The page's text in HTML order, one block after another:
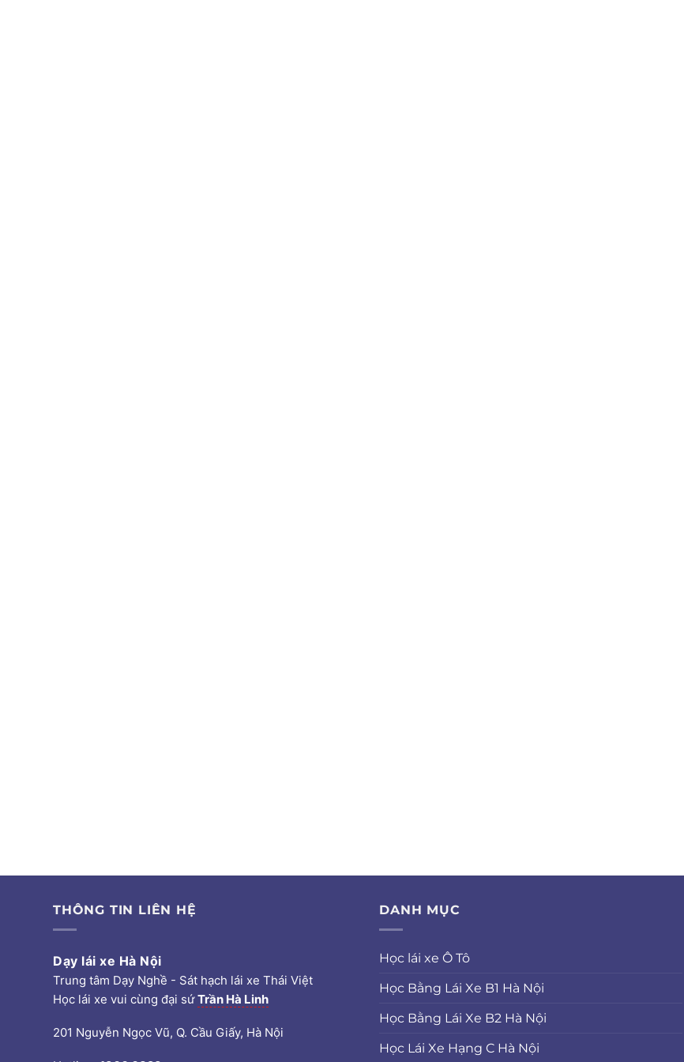
THÔNG TIN LIÊN HỆ
Dạy lái xe Hà Nội
Trung tâm Dạy Nghề - Sát hạch lái xe Thái Việt
Học lái xe vui cùng đại sứTrần Hà Linh
201 Nguyễn Ngọc Vũ, Q. Cầu Giấy, Hà Nội
DANH MỤC
Học lái xe Ô Tô
Học Bằng Lái Xe B1 Hà Nội
Học Bằng Lái Xe B2 Hà Nội
Học Lái Xe Hạng C Hà Nội